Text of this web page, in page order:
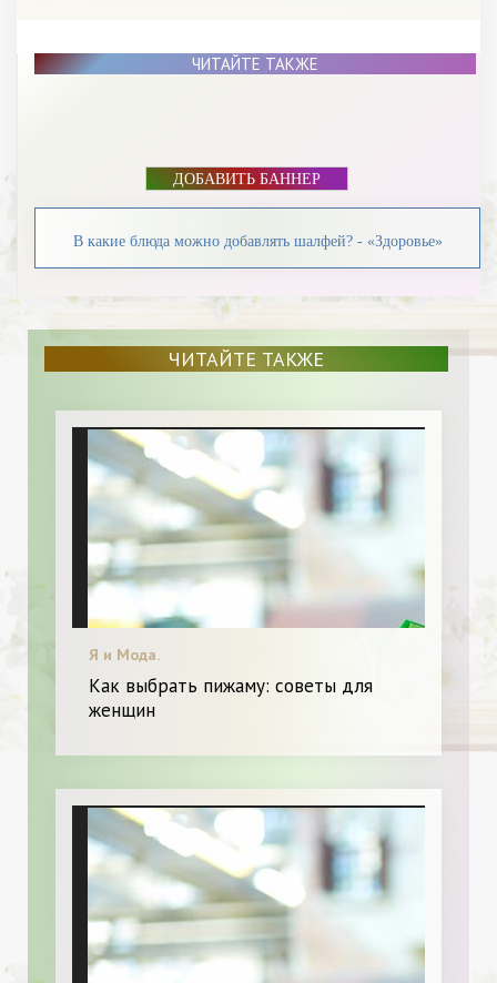
ЧИТАЙТЕ ТАКЖЕ
ДОБАВИТЬ БАННЕР
В какие блюда можно добавлять шалфей? - «Здоровье»
ЧИТАЙТЕ ТАКЖЕ
Я и Мода.
Как выбрать пижаму: советы для
женщин